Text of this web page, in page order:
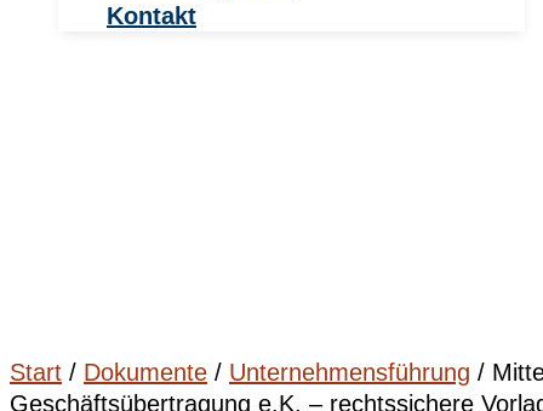
Kontakt
Start / Dokumente / Unternehmensführung /
Geschäftsübertragung e.K. – rechtssichere